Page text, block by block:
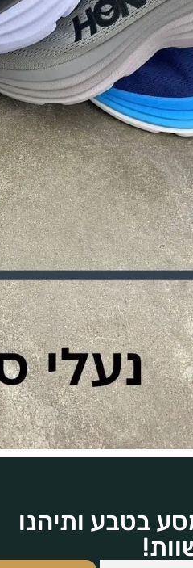
בטבע ותיהנו